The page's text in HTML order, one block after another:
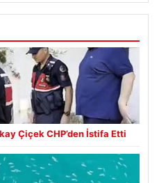
Çiçek CHP’den İstifa Etti